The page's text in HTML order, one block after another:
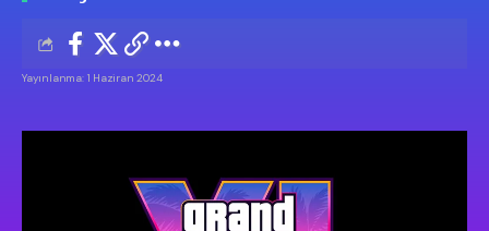
Yayınlanma: 1 Haziran 2024